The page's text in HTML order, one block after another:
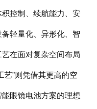
控制、续航能力、安
轻量化、异形化、智
在面对复杂空间布局
艺”则凭借其更高的空
眼镜电池方案的理想